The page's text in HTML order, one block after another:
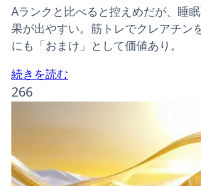
Aランクと比べると控えめだが、睡
果が出やすい。筋トレでクレアチン
にも「おまけ」として価値あり。
続きを読む
266